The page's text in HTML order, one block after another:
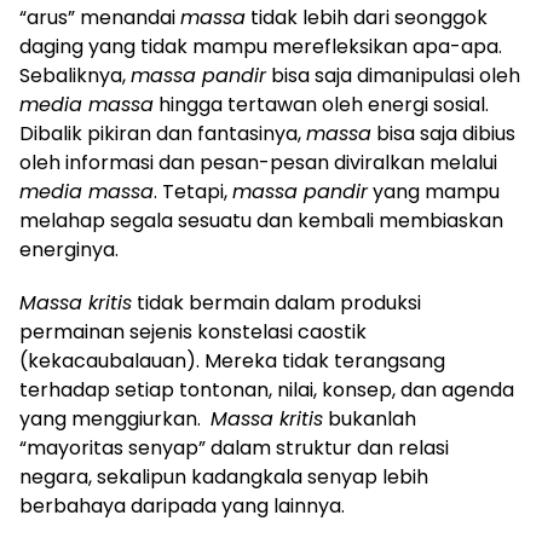
“arus” menandaimassa tidak lebih dari seonggok
daging yang tidak mampu merefleksikan apa-apa.
Sebaliknya,massa pandirbisa saja dimanipulasi oleh
media massa hingga tertawan oleh energi sosial.
Dibalik pikiran dan fantasinya,massa bisa saja dibius
oleh informasi dan pesan-pesan diviralkan melalui
media massa. Tetapi,massa pandiryang mampu
melahap segala sesuatu dan kembali membiaskan
energinya.
Massa kritis tidak bermain dalam produksi
permainan sejenis konstelasi caostik
(kekacaubalauan). Mereka tidak terangsang
terhadap setiap tontonan, nilai, konsep, dan agenda
yang menggiurkan. Massa kritis bukanlah
“mayoritas senyap” dalam struktur dan relasi
negara, sekalipun kadangkala senyap lebih
berbahaya daripada yang lainnya.